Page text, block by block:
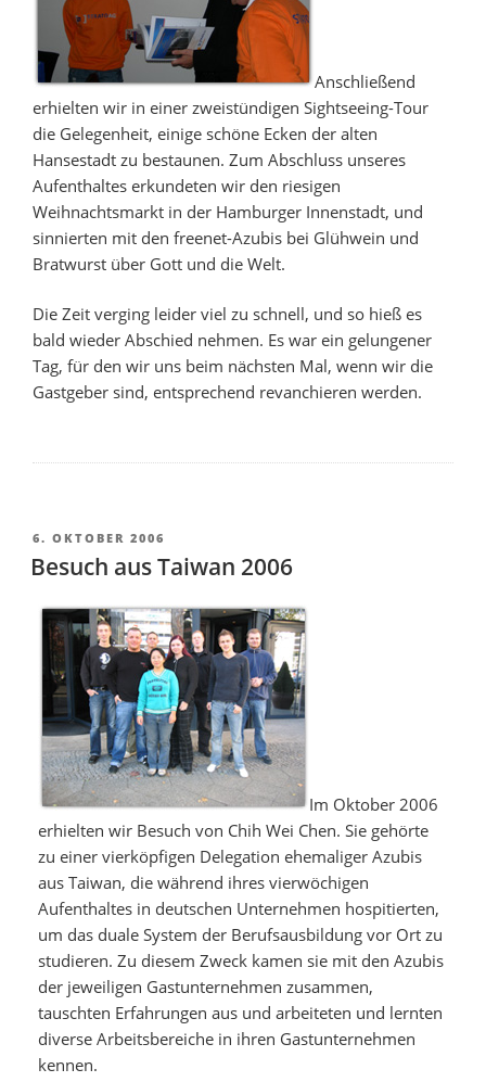
Anschließend
erhielten wir in einer zweistündigen Sightseeing-Tour
die Gelegenheit, einige schöne Ecken der alten
Hansestadt zu bestaunen. Zum Abschluss unseres
Aufenthaltes erkundeten wir den riesigen
Weihnachtsmarkt in der Hamburger Innenstadt, und
sinnierten mit den freenet-Azubis bei Glühwein und
Bratwurst über Gott und die Welt.
Die Zeit verging leider viel zu schnell, und so hieß es
bald wieder Abschied nehmen. Es war ein gelungener
Tag, für den wir uns beim nächsten Mal, wenn wir die
Gastgeber sind, entsprechend revanchieren werden.
VERÖFFENTLICHT
AM
6. OKTOBER 2006
Besuch aus Taiwan 2006
Im Oktober 2006
erhielten wir Besuch von Chih Wei Chen. Sie gehörte
zu einer vierköpfigen Delegation ehemaliger Azubis
aus Taiwan, die während ihres vierwöchigen
Aufenthaltes in deutschen Unternehmen hospitierten,
um das duale System der Berufsausbildung vor Ort zu
studieren. Zu diesem Zweck kamen sie mit den Azubis
der jeweiligen Gastunternehmen zusammen,
tauschten Erfahrungen aus und arbeiteten und lernten
diverse Arbeitsbereiche in ihren Gastunternehmen
kennen.